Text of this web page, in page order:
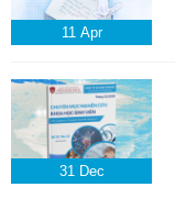
11 Apr
31 Dec